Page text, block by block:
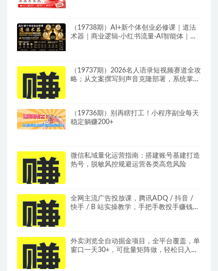
（19738期）AI+新个体创业必修课｜道法
术器｜商业逻辑·小红书流量·AI智能体｜低
（19737期）2026名人语录短视频赛道全攻
略；从文案撰写到声音克隆部署，系统掌握
（19736期）别再瞎打工！小程序副业每天
稳定躺赚200+
微信私域量化运营指南：搭建账号基建打造
热号，脱敏风控规避运营各类高危风险
全网主流广告投放课，腾讯ADQ / 抖音 /
快手 / B 站实操教学，手把手教投手赚钱变
外卖浏览全自动掘金项目，全平台覆盖，单
窗口一天30+，可批量矩阵做，轻松日入